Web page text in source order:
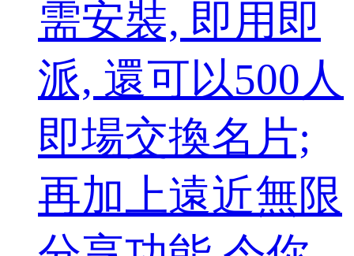
需安裝, 即用即
派, 還可以500人
即場交換名片;
再加上遠近無限